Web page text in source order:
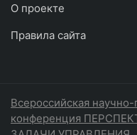
О проекте
Правила сайта
Всероссийская научно-
конференция